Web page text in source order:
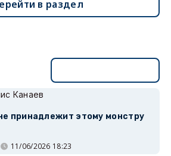
в раздел
Канаев
принадлежит этому монстру
11/06/2026 18:23